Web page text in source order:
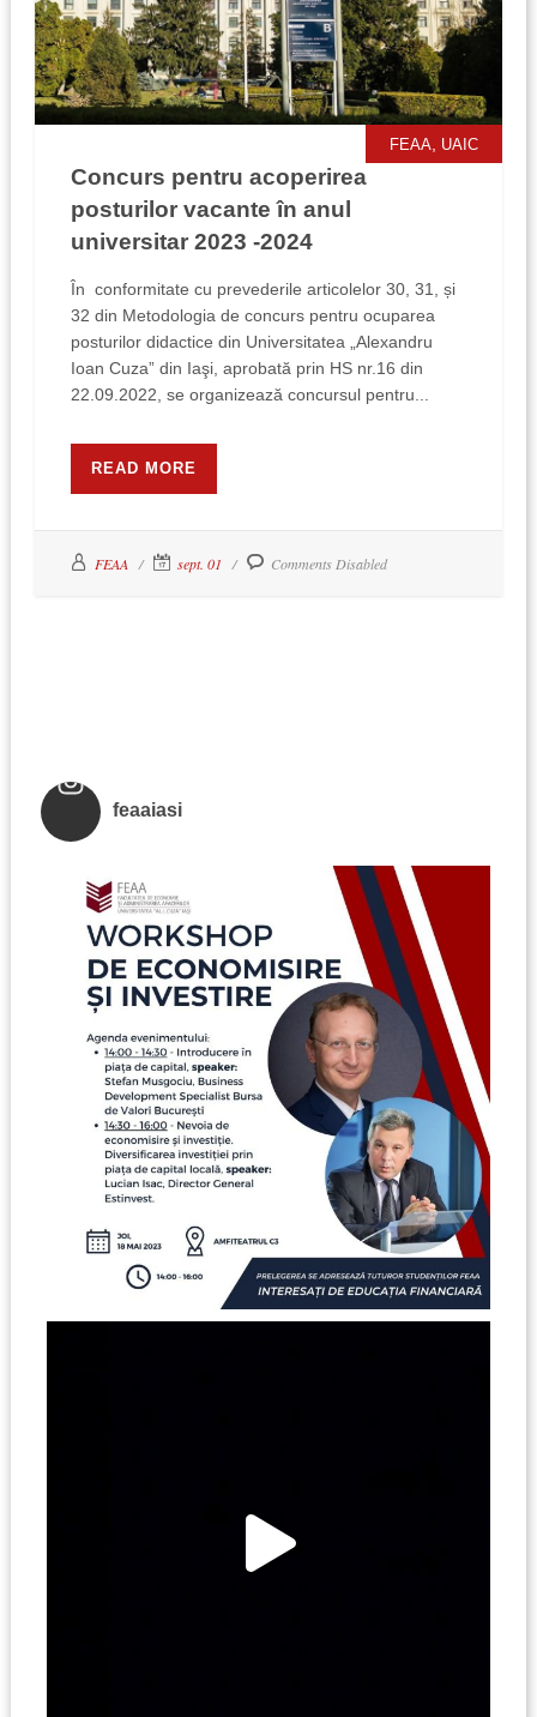
FEAA UAIC
Concurs pentru acoperirea
posturilor vacante în anul
universitar 2023 -2024
În conformitate cu prevederile articolelor 30, 31, și
32 din Metodologia de concurs pentru ocuparea
posturilor didactice din Universitatea „Alexandru
Ioan Cuza” din Iaşi, aprobată prin HS nr.16 din
22.09.2022, se organizează concursul pentru...
READ MORE
FEAA sept. 01 Comments Disabled
feaaiasi